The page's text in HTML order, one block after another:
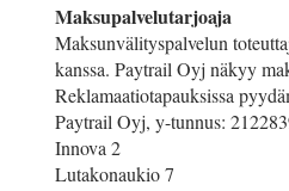
Maksupalvelutarjoaja
Maksunvälityspalvelun
kanssa. Paytrail Oyj näkyy
Reklamaatiotapauksissa
Paytrail Oyj, y-tunnus:
Innova 2
Lutakonaukio 7